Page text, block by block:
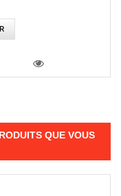
VOIR
QUE VOUS